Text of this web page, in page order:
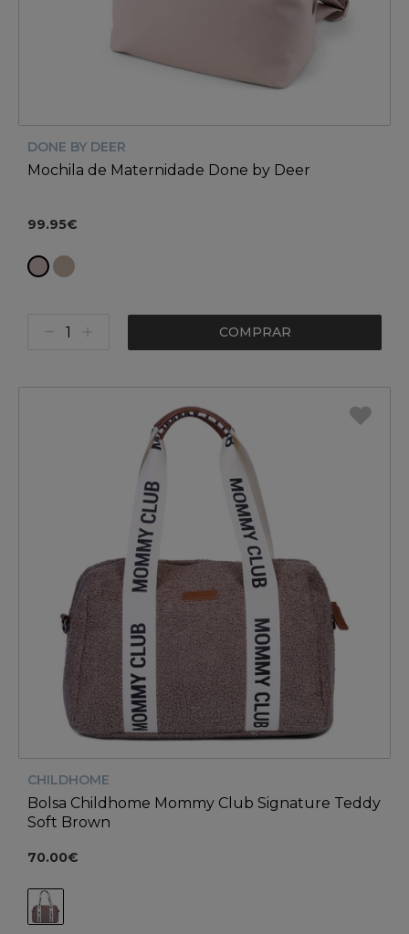
DONE BY DEER
Mochila de Maternidade Done by Deer
99.95€
COMPRAR
CHILDHOME
Bolsa Childhome Mommy Club Signature Teddy
Soft Brown
70.00€